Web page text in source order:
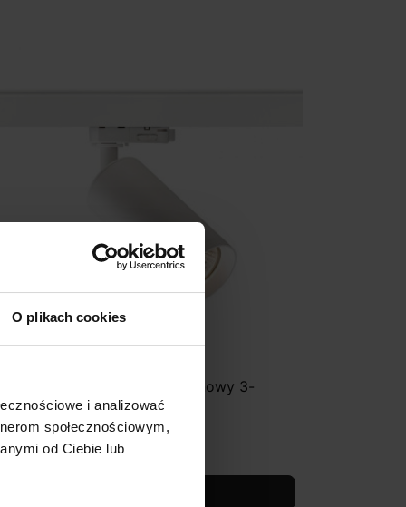
O plikach cookies
i analizować
społecznościowym,
od Ciebie lub
Belenos Reflektor szynowy 3-
LED GU10
zł